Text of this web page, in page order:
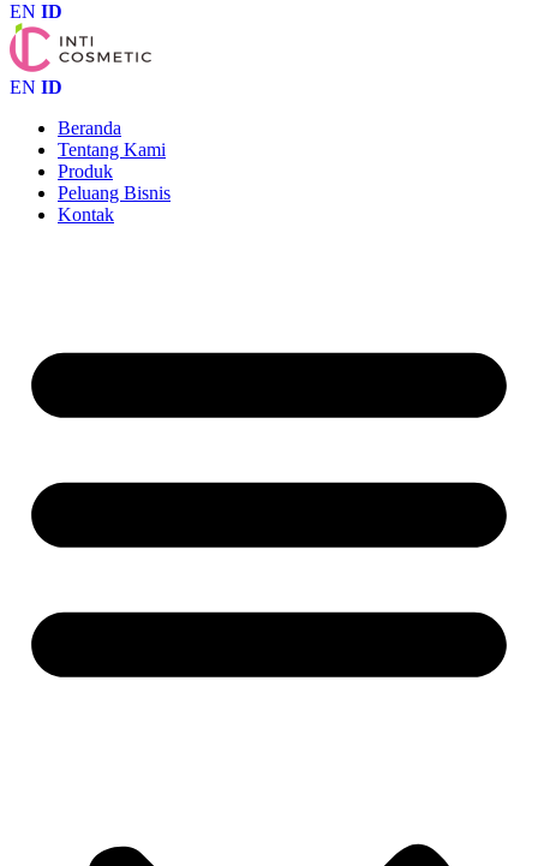
EN ID
EN ID
Beranda
Tentang Kami
Produk
Peluang Bisnis
Kontak